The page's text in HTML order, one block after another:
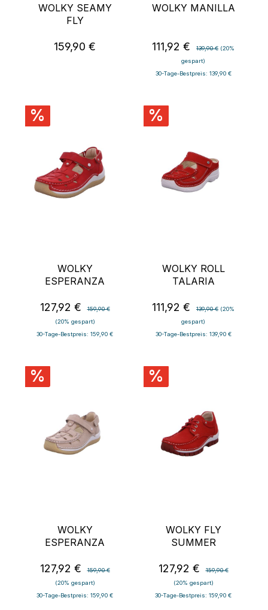
WOLKY SEAMY
FLY
Regulärer Preis:
159,90 €
WOLKY MANILLA
Verkaufspreis:
111,92 € 139,90 € (20%
gespart)
30-Tage-Bestpreis: 139,90 €
%
WOLKY
ESPERANZA
Verkaufspreis:
127,92 € Regulärer Preis:
159,90 €
(20% gespart)
30-Tage-Bestpreis: 159,90 €
%
WOLKY ROLL
TALARIA
Verkaufspreis:
111,92 € Regulärer Preis:
139,90 € (20%
gespart)
30-Tage-Bestpreis: 139,90 €
%
WOLKY
ESPERANZA
Verkaufspreis:
127,92 €
159,90 €
(20% gespart)
30-Tage-Bestpreis: 159,90 €
%
WOLKY FLY
SUMMER
Verkaufspreis:
127,92 €
159,90 €
(20% gespart)
30-Tage-Bestpreis: 159,90 €